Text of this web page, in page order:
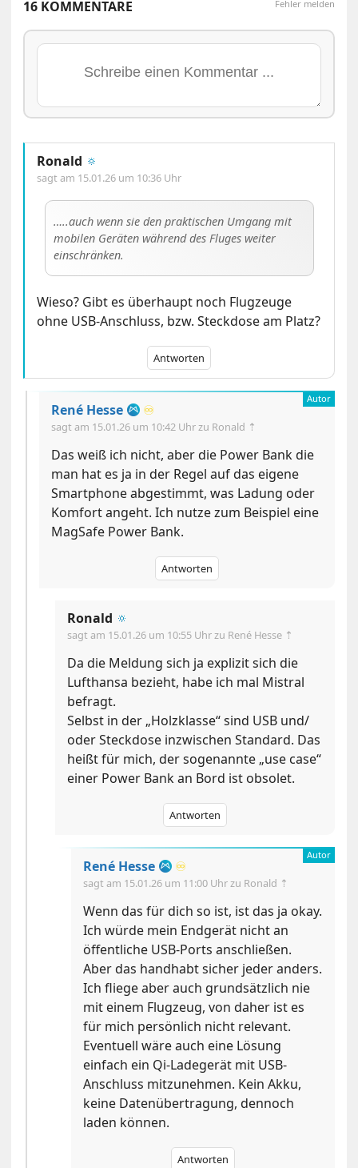
Fehler melden
16 KOMMENTARE
Ronald 🔅
sagt am 15.01.26 um 10:36 Uhr
…..auch wenn sie den praktischen Umgang mit
mobilen Geräten während des Fluges weiter
einschränken.
Wieso? Gibt es überhaupt noch Flugzeuge
ohne USB-Anschluss, bzw. Steckdose am Platz?
Antworten
René Hesse ♾️
sagt am 15.01.26 um 10:42 Uhrzu Ronald ⇡
Das weiß ich nicht, aber die Power Bank die
man hat es ja in der Regel auf das eigene
Smartphone abgestimmt, was Ladung oder
Komfort angeht. Ich nutze zum Beispiel eine
MagSafe Power Bank.
Antworten
Ronald 🔅
sagt am 15.01.26 um 10:55 Uhrzu René Hesse ⇡
Da die Meldung sich ja explizit sich die
Lufthansa bezieht, habe ich mal Mistral
befragt.
Selbst in der „Holzklasse“ sind USB und/
oder Steckdose inzwischen Standard. Das
heißt für mich, der sogenannte „use case“
einer Power Bank an Bord ist obsolet.
Antworten
René Hesse ♾️
sagt am 15.01.26 um 11:00 Uhrzu Ronald ⇡
Wenn das für dich so ist, ist das ja okay.
Ich würde mein Endgerät nicht an
öffentliche USB-Ports anschließen.
Aber das handhabt sicher jeder anders.
Ich fliege aber auch grundsätzlich nie
mit einem Flugzeug, von daher ist es
für mich persönlich nicht relevant.
Eventuell wäre auch eine Lösung
einfach ein Qi-Ladegerät mit USB-
Anschluss mitzunehmen. Kein Akku,
keine Datenübertragung, dennoch
laden können.
Antworten